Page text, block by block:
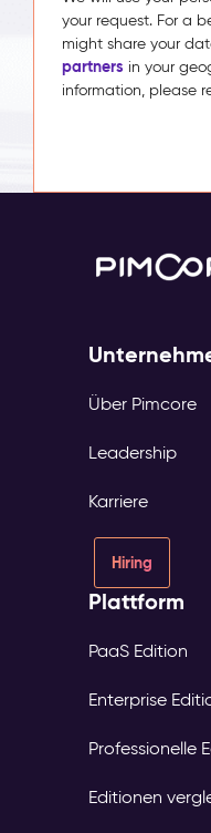
your request. For a
might share your
partners in your
information, please
Über Pimcore
Leadership
Karriere
Hiring
Plattform
PaaS Edition
Enterprise
Professionelle
Editionen